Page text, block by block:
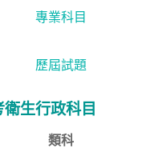
專業科目
歷屆試題
衛生行政科目
類科